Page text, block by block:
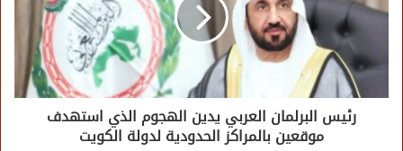
رئيس البرلمان العربي يدين الهجوم الذي استهدف
موقعين بالمراكز الحدودية لدولة الكويت